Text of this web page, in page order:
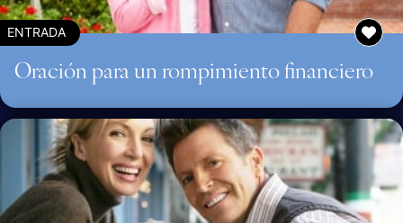
ENTRADA
Oración para un rompimiento financiero